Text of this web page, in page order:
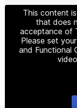
This content
that does
acceptance of
Please set
and Functional